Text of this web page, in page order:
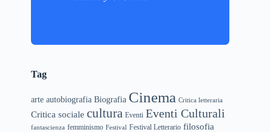
Tag
arte autobiografia Biografia Cinema Critica letteraria
Critica sociale cultura Eventi Eventi Culturali
fantascienza femminismo Festival Festival Letterario filosofia